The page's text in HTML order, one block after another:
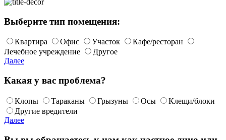
Выберите тип помещения:
Квартира Офис Участок
Кафе/ресторан
Лечебное учреждение
Другое
Далее
Какая у вас проблема?
Клопы Тараканы Грызуны Осы
Клещи/блоки
Другие вредители
Далее